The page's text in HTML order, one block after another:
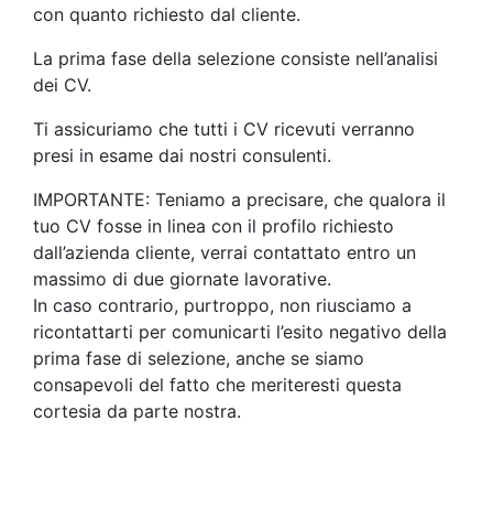
con quanto richiesto dal cliente.
La prima fase della selezione consiste nell’analisi
dei CV.
Ti assicuriamo che tutti i CV ricevuti verranno
presi in esame dai nostri consulenti.
IMPORTANTE: Teniamo a precisare, che qualora il
tuo CV fosse in linea con il profilo richiesto
dall’azienda cliente, verrai contattato entro un
massimo di due giornate lavorative.
In caso contrario, purtroppo, non riusciamo a
ricontattarti per comunicarti l’esito negativo della
prima fase di selezione, anche se siamo
consapevoli del fatto che meriteresti questa
cortesia da parte nostra.